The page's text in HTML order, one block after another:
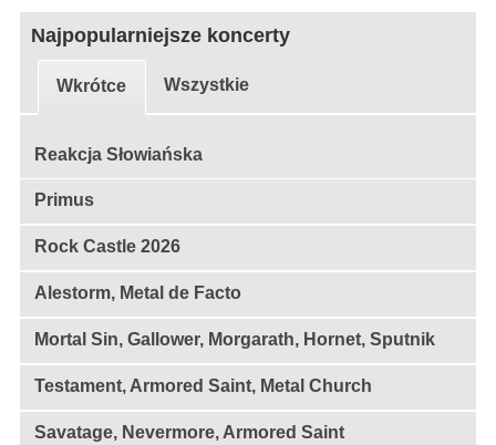
Najpopularniejsze koncerty
Wkrótce Wszystkie
Reakcja Słowiańska
Primus
Rock Castle 2026
Alestorm, Metal de Facto
Mortal Sin, Gallower, Morgarath, Hornet, Sputnik
Testament, Armored Saint, Metal Church
Savatage, Nevermore, Armored Saint